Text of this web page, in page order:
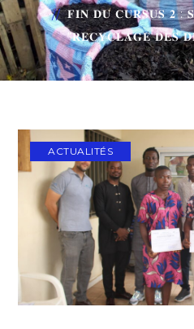
𝐅𝐈𝐍 𝐃𝐔 𝐂𝐔𝐑𝐒𝐔𝐒 𝟐 :
“𝐑𝐄𝐂𝐘𝐂𝐋𝐀𝐆𝐄 𝐃𝐄𝐒
ACTUALITÉS